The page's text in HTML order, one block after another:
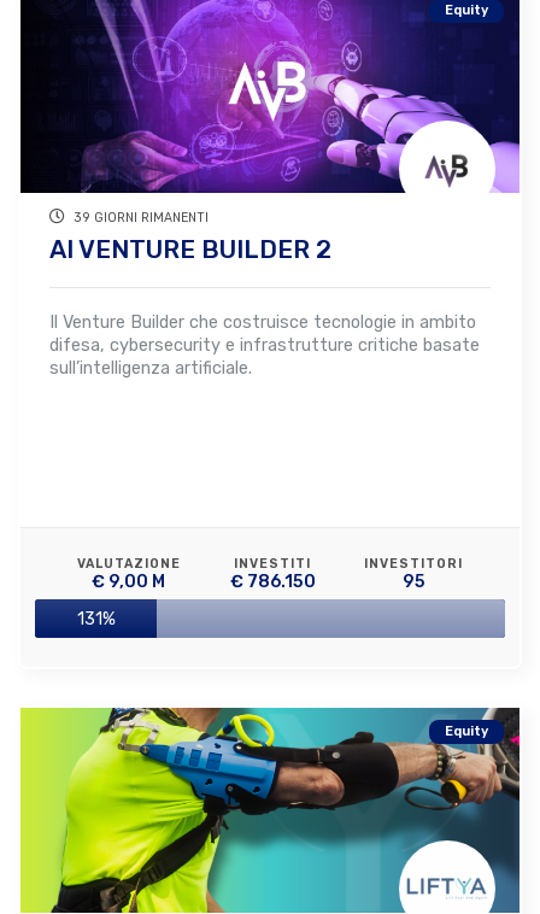
Equity
39 GIORNI RIMANENTI
AI VENTURE BUILDER 2
Il Venture Builder che costruisce tecnologie in ambito
difesa, cybersecurity e infrastrutture critiche basate
sull’intelligenza artificiale.
VALUTAZIONE
€ 9,00 M
INVESTITI
€ 786.150
INVESTITORI
95
131%
Equity